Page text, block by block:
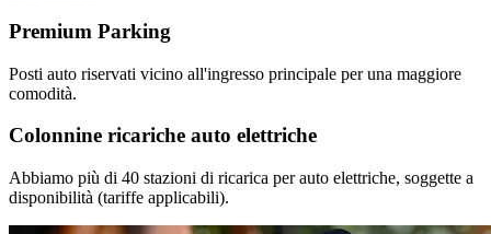
Premium Parking
Posti auto riservati vicino all'ingresso principale per una maggiore
comodità.
Colonnine ricariche auto elettriche
Abbiamo più di 40 stazioni di ricarica per auto elettriche, soggette a
disponibilità (tariffe applicabili).